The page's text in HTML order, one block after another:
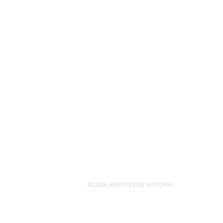
· © 2026 APUNTES DE HISTORIA